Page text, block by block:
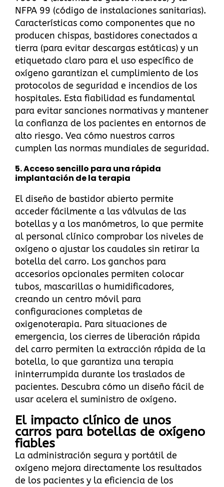
NFPA 99 (código de instalaciones sanitarias).
Características como componentes que no
producen chispas, bastidores conectados a
tierra (para evitar descargas estáticas) y un
etiquetado claro para el uso específico de
oxígeno garantizan el cumplimiento de los
protocolos de seguridad e incendios de los
hospitales. Esta fiabilidad es fundamental
para evitar sanciones normativas y mantener
la confianza de los pacientes en entornos de
alto riesgo. Vea cómo nuestros carros
cumplen las normas mundiales de seguridad.
5.Acceso sencillo para una rápida
implantación de la terapia
El diseño de bastidor abierto permite
acceder fácilmente a las válvulas de las
botellas y a los manómetros, lo que permite
al personal clínico comprobar los niveles de
oxígeno o ajustar los caudales sin retirar la
botella del carro. Los ganchos para
accesorios opcionales permiten colocar
tubos, mascarillas o humidificadores,
creando un centro móvil para
configuraciones completas de
oxigenoterapia. Para situaciones de
emergencia, los cierres de liberación rápida
del carro permiten la extracción rápida de la
botella, lo que garantiza una terapia
ininterrumpida durante los traslados de
pacientes. Descubra cómo un diseño fácil de
usar acelera el suministro de oxígeno.
El impacto clínico de unos
carros para botellas de oxígeno
fiables
La administración segura y portátil de
oxígeno mejora directamente los resultados
de los pacientes y la eficiencia de los